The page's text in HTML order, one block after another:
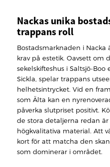
Nackas unika
trappans roll
Bostadsmarknaden i Nacka
krav på estetik. Oavsett om
sekelskifteshus i Saltsjö-
Sickla, spelar trappans
helhetsintrycket. Vid en
som Älta kan en
påverka slutpriset positivt.
de stora detaljerna redan
högkvalitativa material. Att
kort för att matcha den
som dominerar i området.